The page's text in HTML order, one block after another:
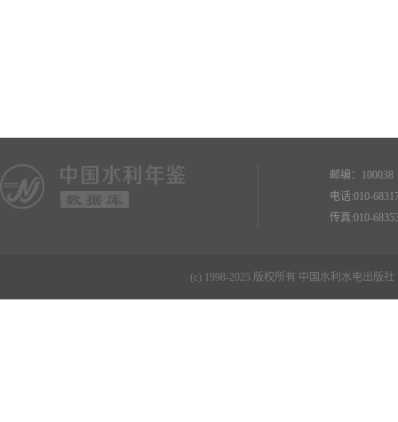
邮编：
电话:010-
传真:010-
(c) 1998-2025 版权所有 中国水利水电出版社